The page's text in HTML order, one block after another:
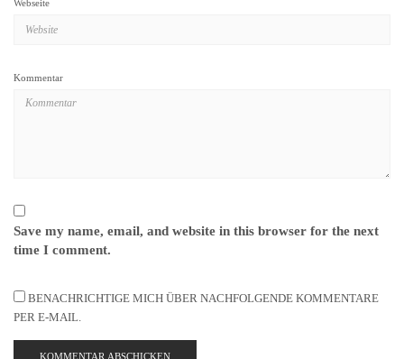
Webseite
Kommentar
Save my name, email, and website in this browser for the next
time I comment.
BENACHRICHTIGE MICH ÜBER NACHFOLGENDE KOMMENTARE
PER E-MAIL.